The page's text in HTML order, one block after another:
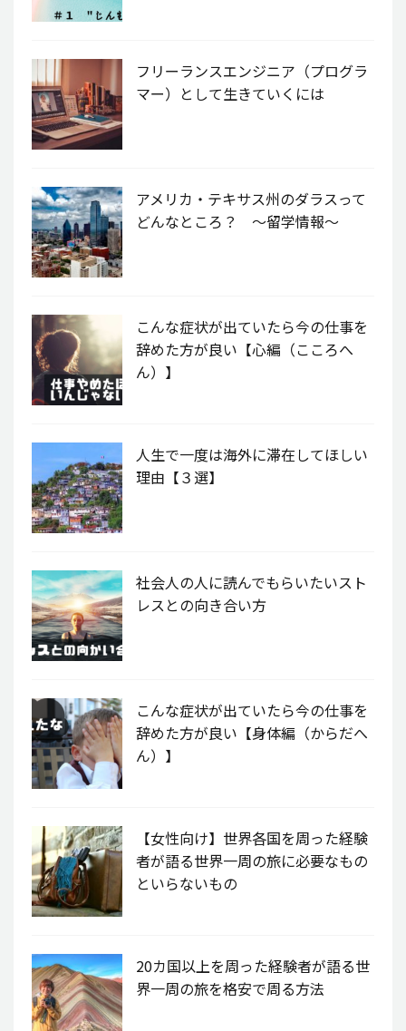
フリーランスエンジニア（プログラ
マー）として生きていくには
アメリカ・テキサス州のダラスって
どんなところ？ 〜留学情報〜
こんな症状が出ていたら今の仕事を
辞めた方が良い【心編（こころへ
ん）】
人生で一度は海外に滞在してほしい
理由【３選】
社会人の人に読んでもらいたいスト
レスとの向き合い方
こんな症状が出ていたら今の仕事を
辞めた方が良い【身体編（からだへ
ん）】
【女性向け】世界各国を周った経験
者が語る世界一周の旅に必要なもの
といらないもの
20カ国以上を周った経験者が語る世
界一周の旅を格安で周る方法